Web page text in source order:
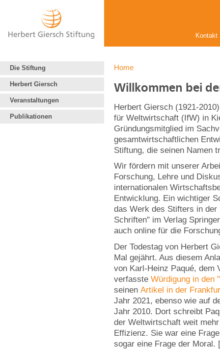
Kontakt
Die Stiftung
Herbert Giersch
Veranstaltungen
Publikationen
Home
Willkommen bei
Herbert Giersch (1921-
für Weltwirtschaft (IfW) in
Gründungsmitglied im
gesamtwirtschaftlichen
Stiftung, die seinen Namen
Wir fördern mit unserer
Forschung, Lehre und
internationalen
Entwicklung. Ein wichtiger
das Werk des Stifters in
Schriften" im Verlag
auch online für die
Der Todestag von Herbert
Mal gejährt. Aus diesem
von Karl-Heinz Paqué, dem
verfasste Würdigung in den
seinen Artikel in der
Jahr 2021, ebenso wie auf
Jahr 2010. Dort schreibt
der Weltwirtschaft weit
Effizienz. Sie war eine
sogar eine Frage der